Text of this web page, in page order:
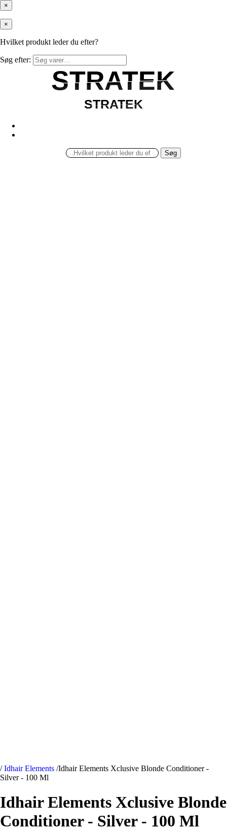
×
×
Hvilket produkt leder du efter?
Søg efter:
STRATEK
STRATEK
STRATEK
STRATEK
Søg
/ Idhair Elements /Idhair Elements Xclusive Blonde Conditioner -
Silver - 100 Ml
Idhair Elements Xclusive Blonde
Conditioner - Silver - 100 Ml